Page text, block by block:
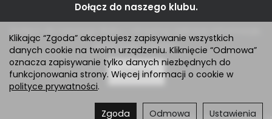
Dołącz do naszego klubu.
promocje i rabaty.
Dołącz
Klikając “Zgoda” akceptujesz zapisywanie wszystkich
danych cookie na twoim urządzeniu. Kliknięcie “Odmowa”
oznacza zapisywanie tylko danych niezbędnych do
funkcjonowania strony. Więcej informacji o cookie w
polityce prywatności.
Ustawienia
Odmowa
Zgoda